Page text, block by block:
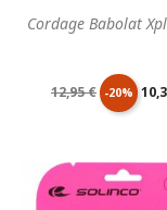
Cordage Babolat
Prix
base
12,95 € -20% Prix